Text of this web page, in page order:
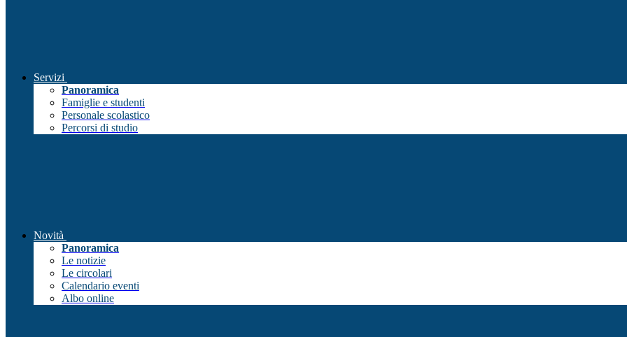
Servizi
Panoramica
Famiglie e studenti
Personale scolastico
Percorsi di studio
Novità
Panoramica
Le notizie
Le circolari
Calendario eventi
Albo online